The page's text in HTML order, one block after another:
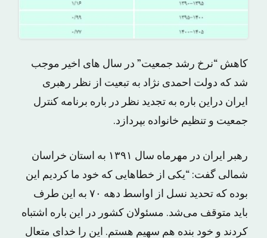
کاهش “نرخ رشد جمعیت” در سال های اخیر موجب
شد که دولت احمدی نژاد به تبعیت از نظر رهبری
ایران دراین باره به تجدید نظر در باره برنامه کنترل
جمعیت و تنظیم خانواده بپردازد.
رهبر ایران در مهرماه سال ١۳۹١ به استان خراسان
شمالی گفت: “یکی از خطاهایی که خود ما کردیم این
بوده که تحدید نسل از اواسط دهه ۷۰ به این طرف
باید متوقف می‌شد. مسئولان کشور در این باره اشتباه
کردند و خود بنده هم سهیم هستم. این را خدای متعال